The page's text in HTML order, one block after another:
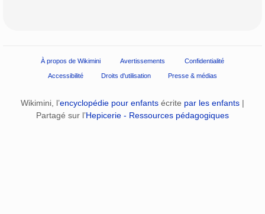
À propos de Wikimini Avertissements Confidentialité
Accessibilité Droits d'utilisation Presse & médias
Wikimini, l’encyclopédie pour enfants écrite par les enfants |
Partagé sur l’Hepicerie - Ressources pédagogiques